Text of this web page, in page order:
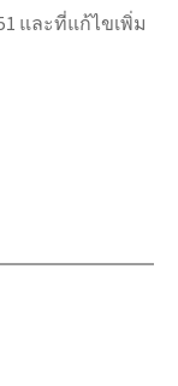
และที่แก้ไขเพิ่ม